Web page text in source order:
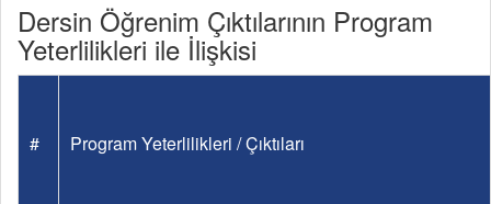
Dersin Öğrenim Çıktılarının Program
Yeterlilikleri ile İlişkisi
# Program Yeterlilikleri / Çıktıları